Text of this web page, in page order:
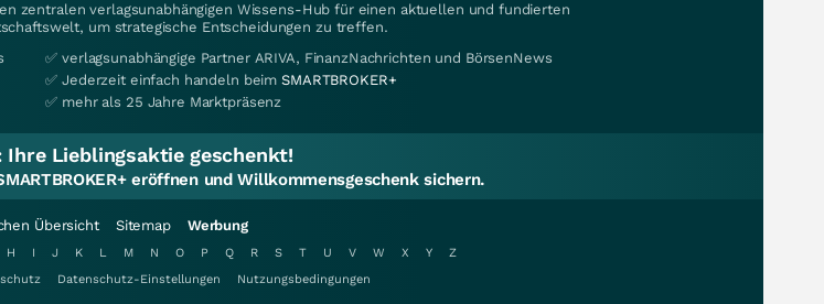
zentralen verlagsunabhängigen Wissens-Hub für einen aktuellen und fundierten
um strategische Entscheidungen zu treffen.
✅ verlagsunabhängige Partner ARIVA, FinanzNachrichten und BörsenNews
✅ Jederzeit einfach handeln beimSMARTBROKER+
✅ mehr als 25 Jahre Marktpräsenz
Ihre Lieblingsaktie geschenkt!
eröffnen und Willkommensgeschenk sichern.
Übersicht Sitemap Werbung
H I J K L M N O P Q R S T U V W X Y
Z
Datenschutz-Einstellungen Nutzungsbedingungen